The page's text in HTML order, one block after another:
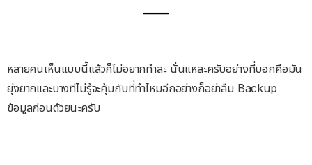
——-
หลายคนเห็นแบบนี้แล้วก็ไม่อยากทำละ นั่นแหละครับอย่างที่บอกคือมัน
ยุ่งยากและบางทีไม่รู้จะคุ้มกับที่ทำไหมอีกอย่างก็อย่าลืม Backup
ข้อมูลก่อนด้วยนะครับ